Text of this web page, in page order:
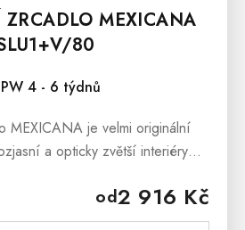
ZRCADLO MEXICANA
80
4 - 6 týdnů
od2 916 Kč
MEXICANA je velmi originální
a opticky zvětší interiéry
přírodním voskem,...